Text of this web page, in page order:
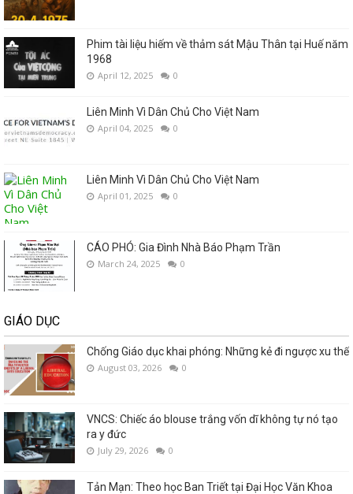
Phim tài liệu hiếm về thảm sát Mậu Thân tại Huế năm
1968
April 12, 2025 0
Liên Minh Vì Dân Chủ Cho Việt Nam
April 04, 2025 0
Liên Minh Vì Dân Chủ Cho Việt Nam
April 01, 2025 0
CÁO PHÓ: Gia Đình Nhà Báo Phạm Trần
March 24, 2025 0
GIÁO DỤC
Chống Giáo dục khai phóng: Những kẻ đi ngược xu thế
August 03, 2026 0
VNCS: Chiếc áo blouse trắng vốn dĩ không tự nó tạo
ra y đức
July 29, 2026 0
Tản Mạn: Theo học Ban Triết tại Đại Học Văn Khoa